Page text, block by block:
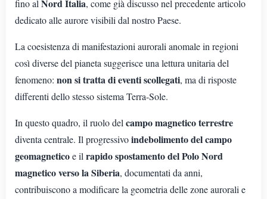
fino al Nord Italia, come già discusso nel precedente articolo
dedicato alle aurore visibili dal nostro Paese.
La coesistenza di manifestazioni aurorali anomale in regioni
così diverse del pianeta suggerisce una lettura unitaria del
fenomeno: non si tratta di eventi scollegati, ma di risposte
differenti dello stesso sistema Terra-Sole.
In questo quadro, il ruolo del campo magnetico terrestre
diventa centrale. Il progressivoindebolimento del campo
geomagneticoe il rapido spostamento del Polo Nord
magnetico verso la Siberia, documentati da anni,
contribuiscono a modificare la geometria delle zone aurorali e